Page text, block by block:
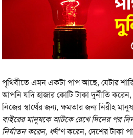
পৃথিবীতে এমন একটা পাপ আছে, যেটার
আপনি যদি হাজার কোটি টাকা দুর্নীতি
নিজের স্বার্থের জন্য, ক্ষমতার জন্য নিরীহ
বাইরের মানুষকে আটকে রেখে দিনের পর
নির্যাতন করেন, ধর্ষ*ণ করেন, দেশের টাকা